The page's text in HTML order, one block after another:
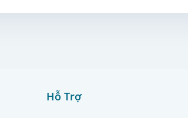
Hỗ Trợ